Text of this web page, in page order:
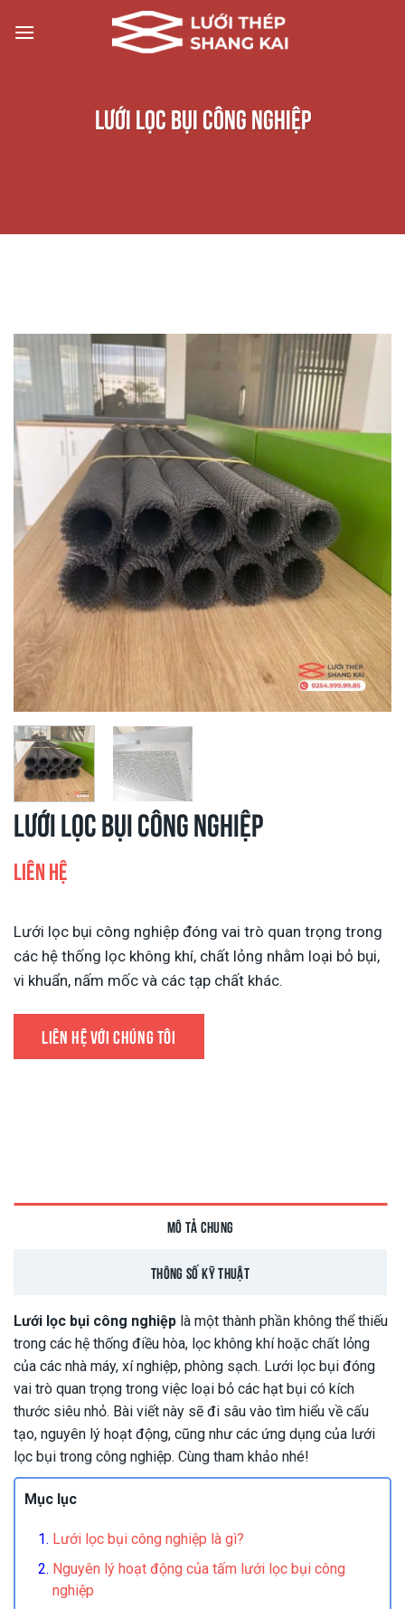
đến
Lưới lọc bụi công nghiệp
Lưới lọc bụi công nghiệp
Liên hệ
Lưới lọc bụi công nghiệp đóng vai trò quan trọng trong
các hệ thống lọc không khí, chất lỏng nhằm loại bỏ bụi,
vi khuẩn, nấm mốc và các tạp chất khác.
LIÊN HỆ VỚI CHÚNG TÔI
MÔ TẢ CHUNG
THÔNG SỐ KỸ THUẬT
Lưới lọc bụi công nghiệp là một thành phần không thể thiếu
trong các hệ thống điều hòa, lọc không khí hoặc chất lỏng
của các nhà máy, xí nghiệp, phòng sạch. Lưới lọc bụi đóng
vai trò quan trọng trong việc loại bỏ các hạt bụi có kích
thước siêu nhỏ. Bài viết này sẽ đi sâu vào tìm hiểu về cấu
tạo, nguyên lý hoạt động, cũng như các ứng dụng của lưới
lọc bụi trong công nghiệp. Cùng tham khảo nhé!
Mục lục
Lưới lọc bụi công nghiệp là gì?
Nguyên lý hoạt động của tấm lưới lọc bụi công
nghiệp